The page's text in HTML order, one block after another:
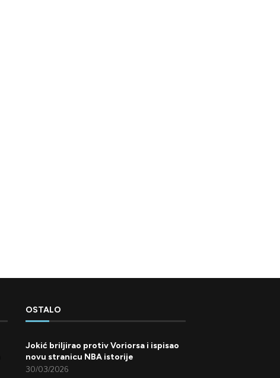
OSTALO
Jokić briljirao protiv Voriorsa i ispisao
novu stranicu NBA istorije
30/03/2026